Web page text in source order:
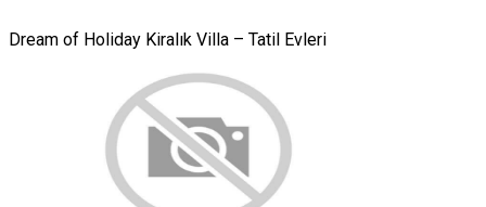
Dream of Holiday Kiralık Villa – Tatil Evleri